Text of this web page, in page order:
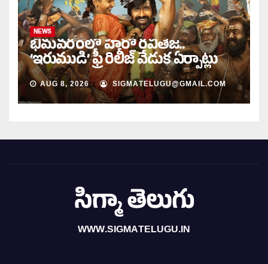
NEWS
భీమవరంలో హీరో రవితేజ..
‘ఇరుముడి’ ఫ్రీ రిలీజ్ వేడుక ఏర్పాట్లు
AUG 8, 2026 SIGMATELUGU@GMAIL.COM
సిగ్మా తెలుగు
WWW.SIGMATELUGU.IN